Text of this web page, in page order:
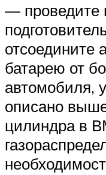
— проведите
отсоедините
батарею от
автомобиля,
описано
цилиндра в